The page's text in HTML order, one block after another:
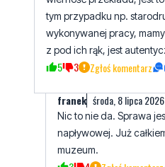
5 3 Zgłoś komentarz
franek środa, 8 lipca
Nic to nie da. Sprawa
muzeum.
3 4 Zgłoś komentarz
~ środa, 8 lipca 2026 -
Przepraszam, a czy